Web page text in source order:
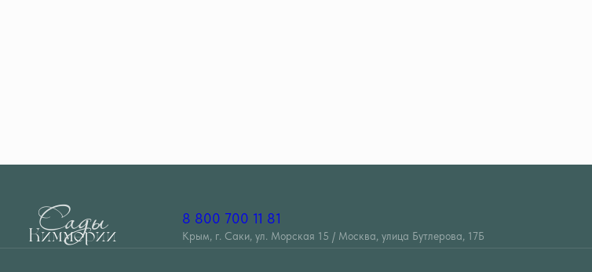
8 800 700 11 81
Крым, г. Саки, ул. Морская 15 / Москва, улица Бутлерова, 17Б